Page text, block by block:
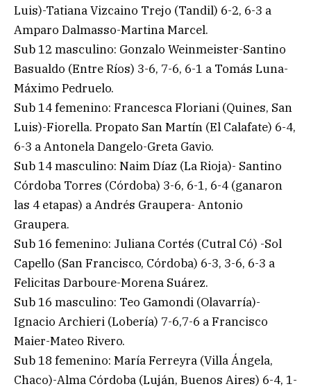
Luis)-Tatiana Vizcaino Trejo (Tandil) 6-2, 6-3 a
Amparo Dalmasso-Martina Marcel.
Sub 12 masculino: Gonzalo Weinmeister-Santino
Basualdo (Entre Ríos) 3-6, 7-6, 6-1 a Tomás Luna-
Máximo Pedruelo.
Sub 14 femenino: Francesca Floriani (Quines, San
Luis)-Fiorella. Propato San Martín (El Calafate) 6-4,
6-3 a Antonela Dangelo-Greta Gavio.
Sub 14 masculino: Naim Díaz (La Rioja)- Santino
Córdoba Torres (Córdoba) 3-6, 6-1, 6-4 (ganaron
las 4 etapas) a Andrés Graupera- Antonio
Graupera.
Sub 16 femenino: Juliana Cortés (Cutral Có) -Sol
Capello (San Francisco, Córdoba) 6-3, 3-6, 6-3 a
Felicitas Darboure-Morena Suárez.
Sub 16 masculino: Teo Gamondi (Olavarría)-
Ignacio Archieri (Lobería) 7-6,7-6 a Francisco
Maier-Mateo Rivero.
Sub 18 femenino: María Ferreyra (Villa Ángela,
Chaco)-Alma Córdoba (Luján, Buenos Aires) 6-4, 1-